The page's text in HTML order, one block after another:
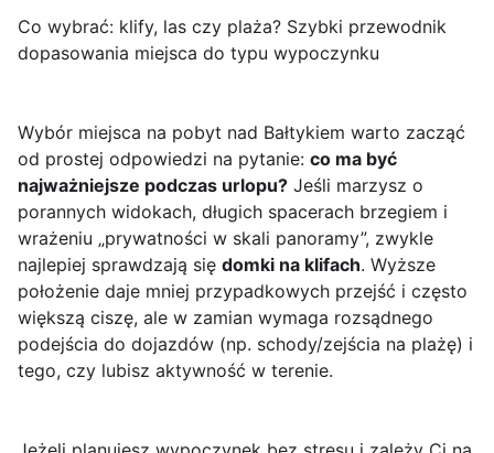
Co wybrać: klify, las czy plaża? Szybki przewodnik
dopasowania miejsca do typu wypoczynku
Wybór miejsca na pobyt nad Bałtykiem warto zacząć
od prostej odpowiedzi na pytanie: co ma być
najważniejsze podczas urlopu? Jeśli marzysz o
porannych widokach, długich spacerach brzegiem i
wrażeniu „prywatności w skali panoramy”, zwykle
najlepiej sprawdzają się domki na klifach. Wyższe
położenie daje mniej przypadkowych przejść i często
większą ciszę, ale w zamian wymaga rozsądnego
podejścia do dojazdów (np. schody/zejścia na plażę) i
tego, czy lubisz aktywność w terenie.